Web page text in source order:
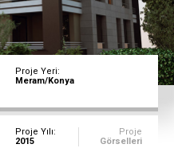
Cad.
Proje Yeri:
Meram/Konya
Proje Yılı:
2015
Proje
Görselleri